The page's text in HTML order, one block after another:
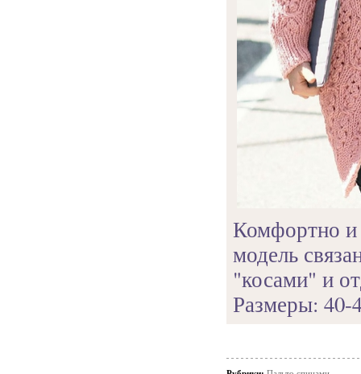
Комфортно и
модель
"косами" и
Размеры: 40-